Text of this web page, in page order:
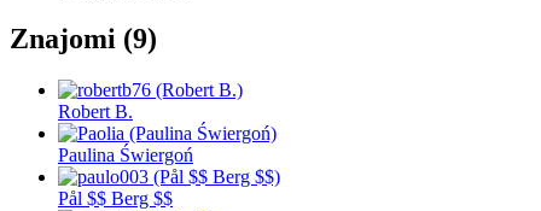
Znajomi (9)
Robert B.
Paulina Świergoń
Pål $$ Berg $$